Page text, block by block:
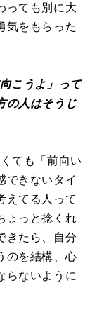
っても別に大
気をもらった
こうよ」って
の人はそうじ
ても「前向い
できないタイ
えてる人って
ょっと捻くれ
きたら、自分
のを結構、心
らないように